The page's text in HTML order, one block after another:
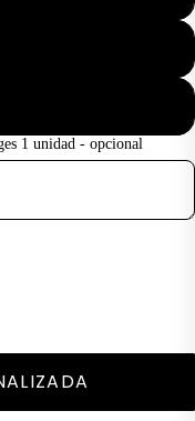
1 unidad - opcional